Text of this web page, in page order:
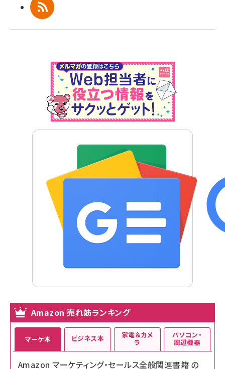
RSS
Amazon 売れ筋ランキング
マーケ本
Amazon マーケティング・セールス全般関連書籍 の
ビジネス本 家電＆カメ
ラ
パソコン・
周辺機器